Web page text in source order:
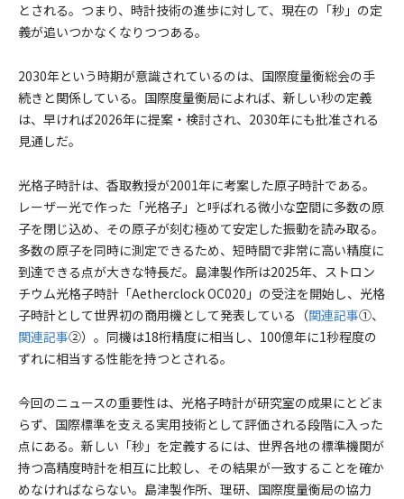
とされる。つまり、時計技術の進歩に対して、現在の「秒」の定
義が追いつかなくなりつつある。
2030年という時期が意識されているのは、国際度量衡総会の手
続きと関係している。国際度量衡局によれば、新しい秒の定義
は、早ければ2026年に提案・検討され、2030年にも批准される
見通しだ。
光格子時計は、香取教授が2001年に考案した原子時計である。
レーザー光で作った「光格子」と呼ばれる微小な空間に多数の原
子を閉じ込め、その原子が刻む極めて安定した振動を読み取る。
多数の原子を同時に測定できるため、短時間で非常に高い精度に
到達できる点が大きな特長だ。島津製作所は2025年、ストロン
チウム光格子時計「Aetherclock OC020」の受注を開始し、光格
子時計として世界初の商用機として発表している（関連記事①、
関連記事②）。同機は18桁精度に相当し、100億年に1秒程度の
ずれに相当する性能を持つとされる。
今回のニュースの重要性は、光格子時計が研究室の成果にとどま
らず、国際標準を支える実用技術として評価される段階に入った
点にある。新しい「秒」を定義するには、世界各地の標準機関が
持つ高精度時計を相互に比較し、その結果が一致することを確か
めなければならない。島津製作所、理研、国際度量衡局の協力